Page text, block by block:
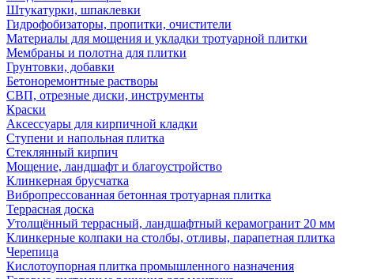
Штукатурки, шпаклевки
Гидрофобизаторы, пропитки, очистители
Материалы для мощения и укладки тротуарной плитки
Мембраны и полотна для плитки
Грунтовки, добавки
Бетоноремонтные растворы
СВП, отрезные диски, инструменты
Краски
Аксессуары для кирпичной кладки
Ступени и напольная плитка
Cтеклянный кирпич
Мощение, ландшафт и благоустройство
Клинкерная брусчатка
Вибропрессованная бетонная тротуарная плитка
Террасная доска
Утолщённый террасный, ландшафтный керамогранит 20 мм
Клинкерные колпаки на столбы, отливы, парапетная плитка
Черепица
Кислотоупорная плитка промышленного назначения